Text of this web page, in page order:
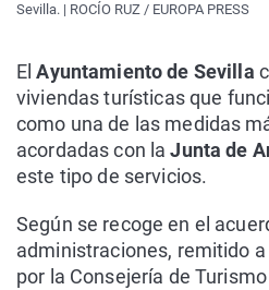
Sevilla. | ROCÍO RUZ / EUROPA PRESS
ElAyuntamiento de Sevilla
viviendas turísticas que
como una de las medidas
acordadas con laJunta de
este tipo de servicios.
Según se recoge en el
administraciones, remitido a
por la Consejería de